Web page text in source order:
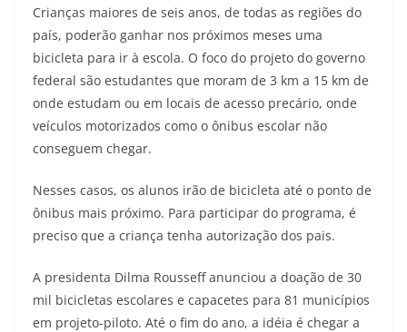
Crianças maiores de seis anos, de todas as regiões do
país, poderão ganhar nos próximos meses uma
bicicleta para ir à escola. O foco do projeto do governo
federal são estudantes que moram de 3 km a 15 km de
onde estudam ou em locais de acesso precário, onde
veículos motorizados como o ônibus escolar não
conseguem chegar.
Nesses casos, os alunos irão de bicicleta até o ponto de
ônibus mais próximo. Para participar do programa, é
preciso que a criança tenha autorização dos pais.
A presidenta Dilma Rousseff anunciou a doação de 30
mil bicicletas escolares e capacetes para 81 municípios
em projeto-piloto. Até o fim do ano, a idéia é chegar a